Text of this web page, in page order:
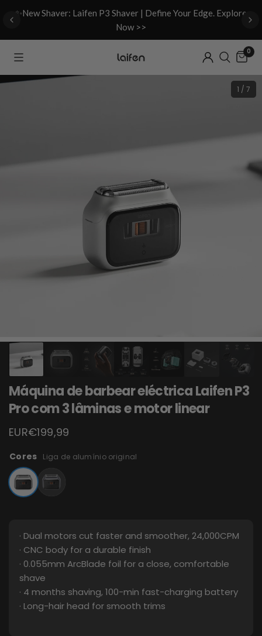
✨New Shaver: Laifen P3 Shaver | Define Your Edge. Explore
Now >>
0
1 / 7
Máquina de barbear eléctrica Laifen P3
Pro com 3 lâminas e motor linear
EUR€199,99
Cores Liga de alumínio original
· Dual motors cut faster and smoother, 24,000CPM
· CNC body for a durable finish
· 0.055mm ArcBlade foil for a close, comfortable
shave
· 4 months shaving, 100-min fast-charging battery
· Long-hair head for smooth trims